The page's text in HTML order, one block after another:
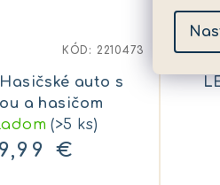
auto s
a hasičom
(>5 ks)
€
KÓD: 2210473